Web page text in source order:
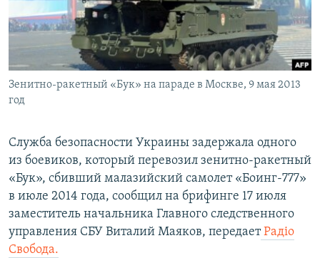
ПОБЕДИТЕЛЕЙ НЕ СУДЯТ?
КРЫМ.НЕПОКОРЕННЫЙ
ELIFBE
УКРАИНСКАЯ ПРОБЛЕМА КРЫМА
ПРИСОЕДИНЯЙТЕСЬ!
Все сайты RFE/RL
Зенитно-ракетный «Бук» на параде в Москве, 9 мая 2013
год
Служба безопасности Украины задержала одного
из боевиков, который перевозил зенитно-ракетный
«Бук», сбивший малазийский самолет «Боинг-777»
в июле 2014 года, сообщил на брифинге 17 июля
заместитель начальника Главного следственного
управления СБУ Виталий Маяков, передаетРадіо
Свобода.